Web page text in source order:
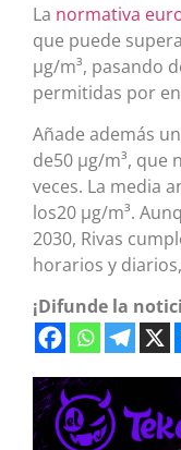
La normativa
que puede
μg/m³, pasando
permitidas por
Añade además
de50 µg/m³, que
veces. La media
los20 μg/m³.
2030, Rivas
horarios y
¡Difunde la